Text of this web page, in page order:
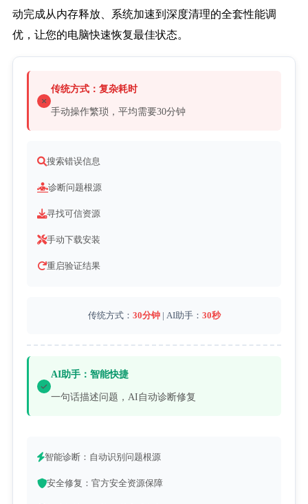
动完成从内存释放、系统加速到深度清理的全套性能调
优，让您的电脑快速恢复最佳状态。
传统方式：复杂耗时
手动操作繁琐，平均需要30分钟
搜索错误信息
诊断问题根源
寻找可信资源
手动下载安装
重启验证结果
传统方式： 30分钟 | AI助手： 30秒
AI助手：智能快捷
一句话描述问题，AI自动诊断修复
智能诊断：自动识别问题根源
安全修复：官方安全资源保障